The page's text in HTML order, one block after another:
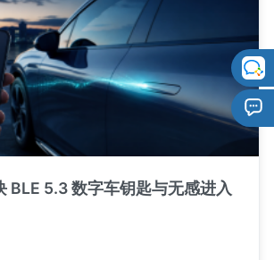
BLE 5.3 数字车钥匙与无感进入